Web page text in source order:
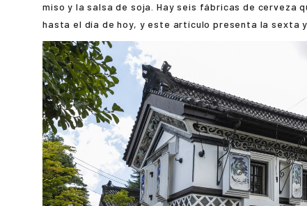
miso y la salsa de soja. Hay seis fábricas de cerveza
hasta el día de hoy, y este artículo presenta la sexta